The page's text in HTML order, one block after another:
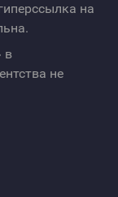
на
в
не